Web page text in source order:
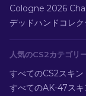
Cologne 2026
デッドハンドコレク
人気のCS2カテゴリ
すべてのCS2スキン
すべてのAK-47スキ